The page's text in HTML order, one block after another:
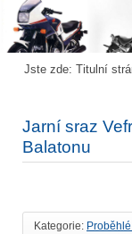
Jste zde: Titulní
Jarní sraz
Balatonu
Kategorie: